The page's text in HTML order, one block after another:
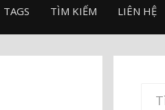
TAGS TÌM KIẾM LIÊN HỆ
Tìm